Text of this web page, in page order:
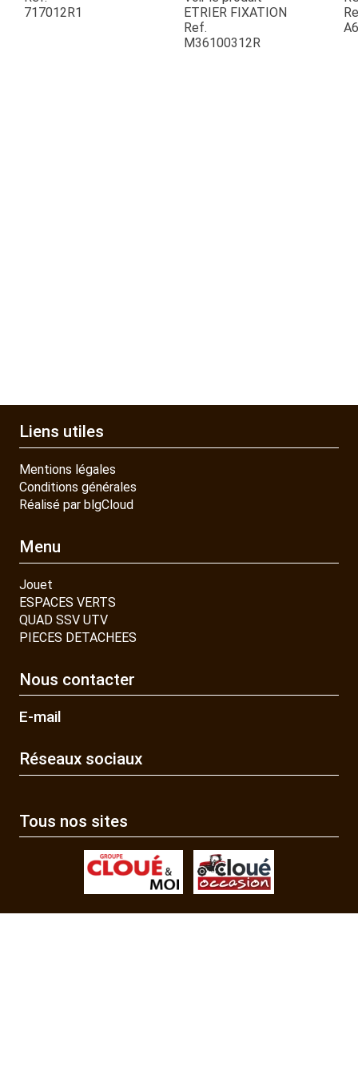
ESPACES VERTS
717012R1
ETRIER FIXATION
Ref.
M36100312R
Liens utiles
Mentions légales
Conditions générales
Réalisé par blgCloud
Menu
Jouet
ESPACES VERTS
QUAD SSV UTV
PIECES DETACHEES
Nous contacter
E-mail
Réseaux sociaux
Tous nos sites